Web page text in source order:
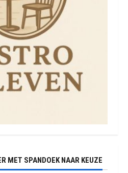
MET SPANDOEK NAAR KEUZE